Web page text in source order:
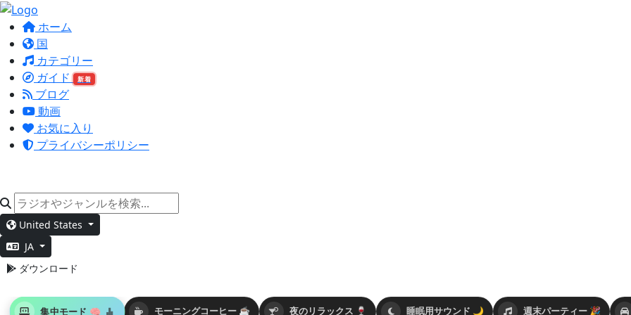
ホーム
国
カテゴリー
ガイド
新着
ブログ
動画
お気に入り
プライバシーポリシー
United States
JA
ダウンロード
モーニングコーヒー ☕
集中モード 🧠 夜のリラックス 🍷 睡眠用サウンド 🌙 週末パーティー 🎉